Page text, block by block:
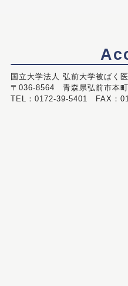
国立大学法人 弘前大学被ばく
〒036-8564 青森県弘前市本
TEL：0172-39-5401 FAX：